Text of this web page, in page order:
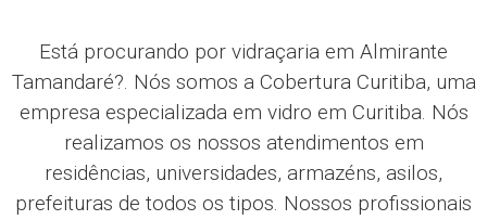
Está procurando por vidraçaria em Almirante
Tamandaré?. Nós somos a Cobertura Curitiba, uma
empresa especializada em vidro em Curitiba. Nós
realizamos os nossos atendimentos em
residências, universidades, armazéns, asilos,
prefeituras de todos os tipos. Nossos profissionais